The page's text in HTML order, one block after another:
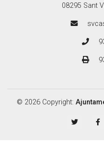
08295 Sant
© 2026 Copyright: